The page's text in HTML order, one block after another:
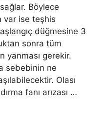
Böylece
var ise teşhis
düğmesine 3
sonra tüm
yanması gerekir.
sebebinin ne
Olası
fanı arızası …